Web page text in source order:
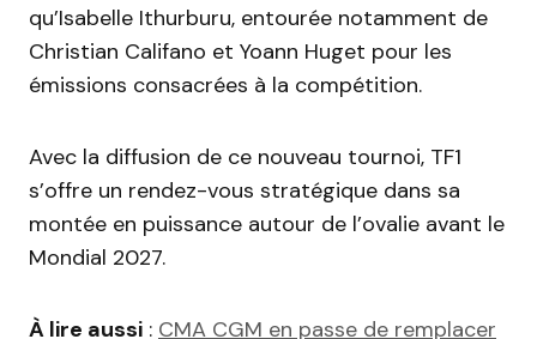
qu’Isabelle Ithurburu, entourée notamment de
Christian Califano et Yoann Huget pour les
émissions consacrées à la compétition.
Avec la diffusion de ce nouveau tournoi, TF1
s’offre un rendez-vous stratégique dans sa
montée en puissance autour de l’ovalie avant le
Mondial 2027.
À lire aussi : CMA CGM en passe de remplacer